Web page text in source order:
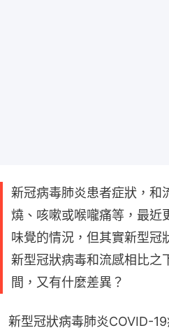
新冠病毒肺炎患者症狀，和
燒、咳嗽或喉嚨痛等，最近
味覺的情況，但其實新型冠
新型冠狀病毒和流感相比之
間，又有什麼差異？
新型冠狀病毒肺炎COVID-